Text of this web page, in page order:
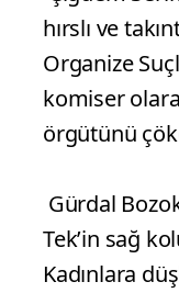
hırslı ve
Organize
komiser
örgütünü
Gürdal
Tek’in sağ
Kadınlara